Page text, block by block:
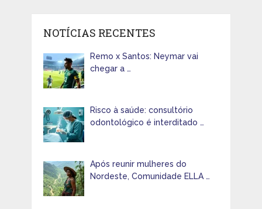
NOTÍCIAS RECENTES
Remo x Santos: Neymar vai
chegar a …
Risco à saúde: consultório
odontológico é interditado …
Após reunir mulheres do
Nordeste, Comunidade ELLA …